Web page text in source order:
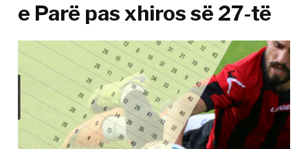
e Parë pas xhiros së 27-të